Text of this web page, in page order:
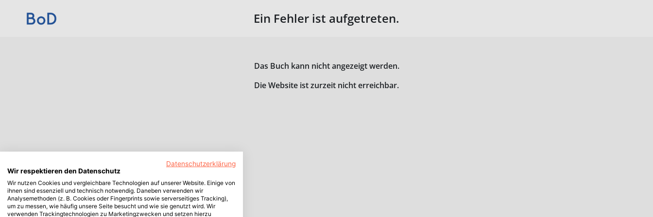
Ein Fehler ist aufgetreten.
Das Buch kann nicht angezeigt werden.
Die Website ist zurzeit nicht erreichbar.
Datenschutzerklärung
Wir respektieren den Datenschutz
Wir nutzen Cookies und vergleichbare Technologien auf unserer Website. Einige von
ihnen sind essenziell und technisch notwendig. Daneben verwenden wir
Analysemethoden (z. B. Cookies oder Fingerprints sowie serverseitiges Tracking),
um zu messen, wie häufig unsere Seite besucht und wie sie genutzt wird. Wir
verwenden Trackingtechnologien zu Marketingzwecken und setzen hierzu